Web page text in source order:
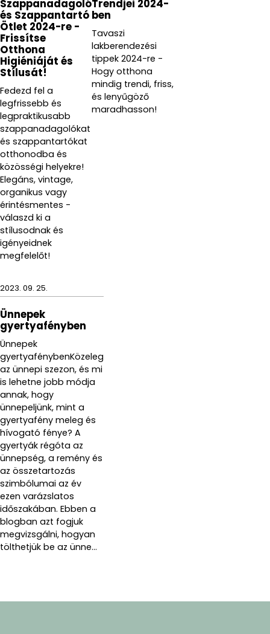
Szappanadagoló
és Szappantartó
Ötlet 2024-re -
Frissítse
Otthona
Higiéniáját és
Stílusát!
Fedezd fel a
legfrissebb és
legpraktikusabb
szappanadagolókat
és szappantartókat
otthonodba és
közösségi helyekre!
Elegáns, vintage,
organikus vagy
érintésmentes -
válaszd ki a
stílusodnak és
igényeidnek
megfelelőt!
Trendjei 2024-
ben
Tavaszi
lakberendezési
tippek 2024-re -
Hogy otthona
mindig trendi, friss,
és lenyűgöző
maradhasson!
2023. 09. 25.
Ünnepek
gyertyafényben
Ünnepek
gyertyafénybenKözeleg
az ünnepi szezon, és mi
is lehetne jobb módja
annak, hogy
ünnepeljünk, mint a
gyertyafény meleg és
hívogató fénye? A
gyertyák régóta az
ünnepség, a remény és
az összetartozás
szimbólumai az év
ezen varázslatos
időszakában. Ebben a
blogban azt fogjuk
megvizsgálni, hogyan
tölthetjük be az ünne...